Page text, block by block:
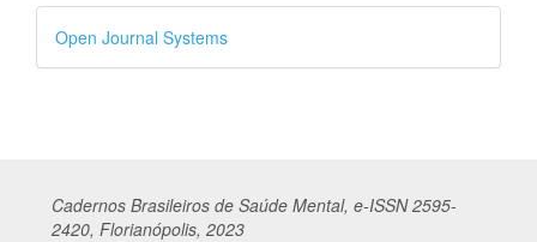
Desenvolvido
por
Open Journal Systems
Cadernos Brasileiros de Saúde Mental, e-ISSN 2595-
2420, Florianópolis, 2023